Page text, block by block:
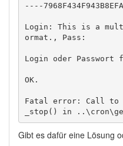
----
Login: This is a
ormat., Pass:
Login oder Passwort
OK.
Fatal error: Call to
_stop() in
Gibt es dafür eine Lösung